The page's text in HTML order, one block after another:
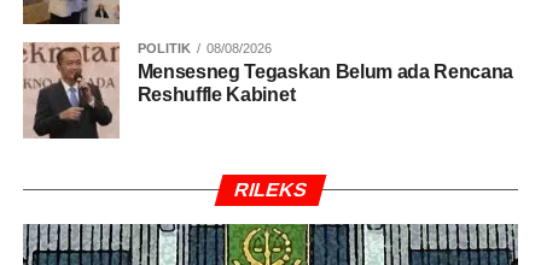
POLITIK 08/08/2026
Mensesneg Tegaskan Belum ada Rencana
Reshuffle Kabinet
RILEKS